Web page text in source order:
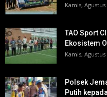
Kamis,
TAO Sport
Ekosistem
Kamis,
Polsek
Putih